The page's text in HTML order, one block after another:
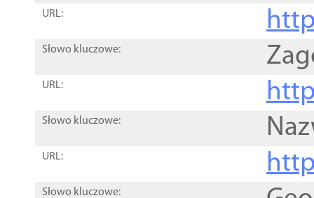
URL:
Słowo kluczowe:
URL:
Słowo kluczowe:
URL:
Słowo kluczowe: